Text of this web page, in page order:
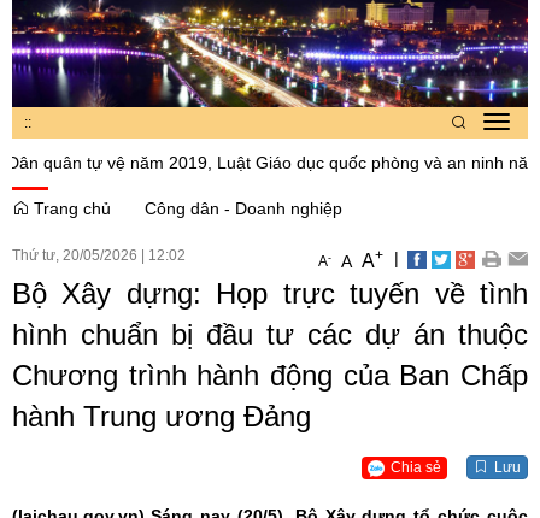
::
vệ năm 2019, Luật Giáo dục quốc phòng và an ninh năm 2013
Trang chủ Công dân - Doanh nghiệp
Thứ tư, 20/05/2026 12:02 A- A A+ |
Bộ Xây dựng: Họp trực tuyến về tình
hình chuẩn bị đầu tư các dự án thuộc
Chương trình hành động của Ban Chấp
hành Trung ương Đảng
Chia sẻ Lưu